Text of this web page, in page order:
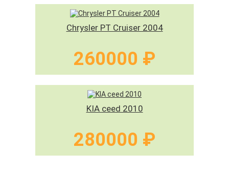
Chrysler PT Cruiser 2004
260000 ₽
KIA ceed 2010
280000 ₽